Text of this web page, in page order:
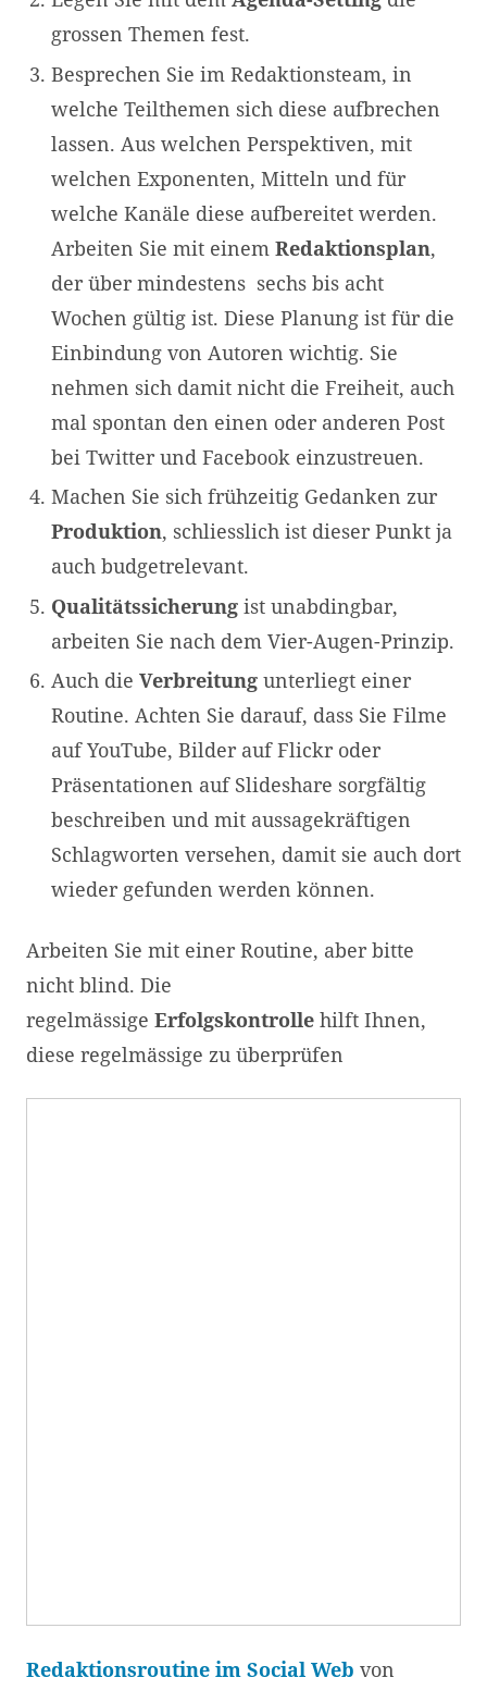
grossen Themen fest.
Besprechen Sie im Redaktionsteam, in
welche Teilthemen sich diese aufbrechen
lassen. Aus welchen Perspektiven, mit
welchen Exponenten, Mitteln und für
welche Kanäle diese aufbereitet werden.
Arbeiten Sie mit einem Redaktionsplan,
der über mindestens sechs bis acht
Wochen gültig ist. Diese Planung ist für die
Einbindung von Autoren wichtig. Sie
nehmen sich damit nicht die Freiheit, auch
mal spontan den einen oder anderen Post
bei Twitter und Facebook einzustreuen.
Machen Sie sich frühzeitig Gedanken zur
Produktion, schliesslich ist dieser Punkt ja
auch budgetrelevant.
Qualitätssicherungist unabdingbar,
arbeiten Sie nach dem Vier-Augen-Prinzip.
Auch die Verbreitungunterliegt einer
Routine. Achten Sie darauf, dass Sie Filme
auf YouTube, Bilder auf Flickr oder
Präsentationen auf Slideshare sorgfältig
beschreiben und mit aussagekräftigen
Schlagworten versehen, damit sie auch dort
wieder gefunden werden können.
Arbeiten Sie mit einer Routine, aber bitte
nicht blind. Die
regelmässige Erfolgskontrolle hilft Ihnen,
diese regelmässige zu überprüfen
Redaktionsroutine im Social Web von